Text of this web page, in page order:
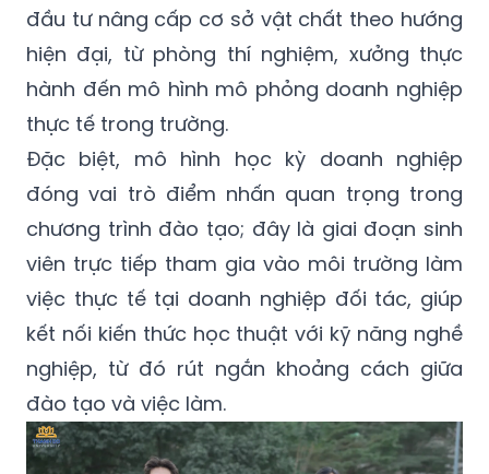
đầu tư nâng cấp cơ sở vật chất theo hướng
hiện đại, từ phòng thí nghiệm, xưởng thực
hành đến mô hình mô phỏng doanh nghiệp
thực tế trong trường.
Đặc biệt, mô hình học kỳ doanh nghiệp
đóng vai trò điểm nhấn quan trọng trong
chương trình đào tạo; đây là giai đoạn sinh
viên trực tiếp tham gia vào môi trường làm
việc thực tế tại doanh nghiệp đối tác, giúp
kết nối kiến thức học thuật với kỹ năng nghề
nghiệp, từ đó rút ngắn khoảng cách giữa
đào tạo và việc làm.